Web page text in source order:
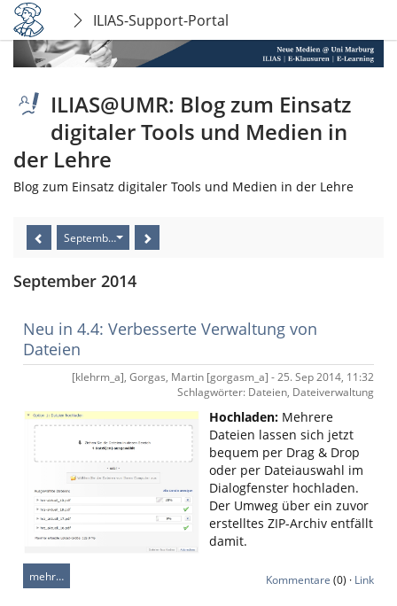
ILIAS-Support-Portal
ILIAS@UMR: Blog zum Einsatz
digitaler Tools und Medien in
der Lehre
Blog zum Einsatz digitaler Tools und Medien in der Lehre
September 2014
September 2014
Neu in 4.4: Verbesserte Verwaltung von
Dateien
[klehrm_a], Gorgas, Martin [gorgasm_a] - 25. Sep 2014, 11:32
Schlagwörter: Dateien, Dateiverwaltung
Hochladen: Mehrere
Dateien lassen sich jetzt
bequem per Drag & Drop
oder per Dateiauswahl im
Dialogfenster hochladen.
Der Umweg über ein zuvor
erstelltes ZIP-Archiv entfällt
damit.
mehr… Kommentare (0) · Link